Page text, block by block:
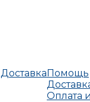
ДоставкаПомощь
Оплата